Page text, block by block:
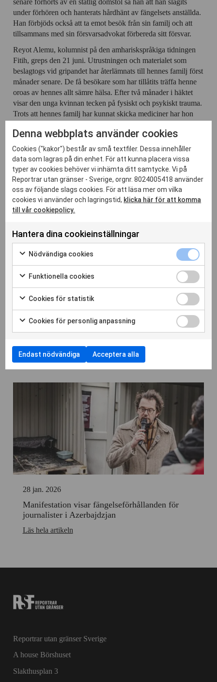
under förhören och hanterats hårdhänt av fängelsets anställda.
Han förbjöds också att ta emot besök från sin familj och att
tillsammans med sin försvarsadvokat förbereda sitt försvar.
Reyot Alemu, kolumnist på den amhariskspråkiga tidningen
Fitih, greps den 21 juni. Utrustningen och materialet som
beslagtogs vid gripandet har återlämnats till hennes familj först
månader senare. De få besökare som har tillåtits träffa henne
oroas av hennes allt sämre hälsa. Efter två månader i häktet
visar den unga kvinnan tecken på fysiskt och psykiskt trauma.
Trots att hennes familj har kunnat skicka mediciner har hon
Relaterade inlägg
29 jan. 2026
RSF välkomnar asyl för journalist som
dokumenterat uiguriska interneringsläger
Läs hela artikeln
28 jan. 2026
Manifestation visar fängelseförhållanden för
journalister i Azerbajdzjan
Läs hela artikeln
Reportrar utan gränser Sverige
A house Börshuset
Slakthusplan 3
Denna webbplats använder cookies
Cookies ("kakor") består av små textfiler. Dessa innehåller
data som lagras på din enhet. För att kunna placera vissa
typer av cookies behöver vi inhämta ditt samtycke. Vi på
Reportrar utan gränser - Sverige, orgnr. 8024005418 använder
oss av följande slags cookies. För att läsa mer om vilka
cookies vi använder och lagringstid, klicka här för att komma
till vår cookiepolicy.
Hantera dina cookieinställningar
Nödvändiga cookies
Markera
för
till
användning
av
cookies
kryssruta
Funktionella cookies
Markera
för
till
användning
Funktionella
cookies
cookies
kryssruta
Cookies för statistik
Markera
för
till
användning
av
för
Cookies
för
statistik
kryssruta
Cookies för personlig anpassning
Markera
att
samtycka
Cookies
för
Endast nödvändiga Acceptera alla